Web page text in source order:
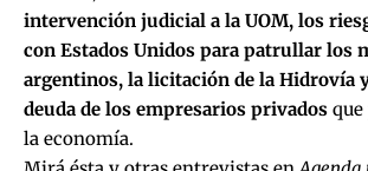
intervención judicial a la UOM, los
con Estados Unidos para patrullar los
argentinos, la licitación de la Hidrovía
deuda de los empresarios privados que
la economía.